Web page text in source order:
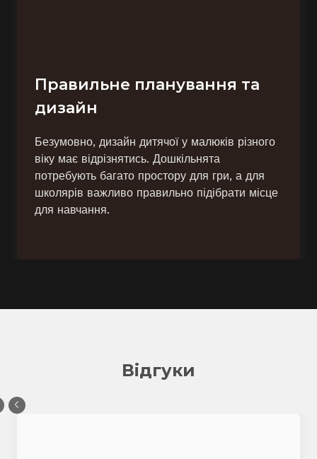
Правильне планування та
дизайн
Безумовно, дизайн дитячої у малюків різного
віку має відрізнятись. Дошкільнята
потребують багато простору для гри, а для
школярів важливо правильно підібрати місце
для навчання.
Відгуки